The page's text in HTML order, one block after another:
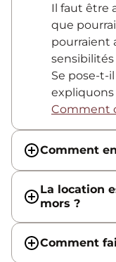
Il faut être
que
pourraient
Se pose-t-
Comment
Comment
La location
mors ?
Comment